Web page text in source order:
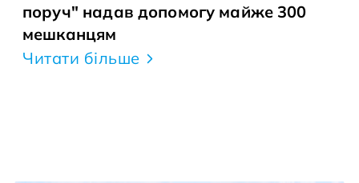
поруч" надав допомогу майже 300
мешканцям
Читати більше